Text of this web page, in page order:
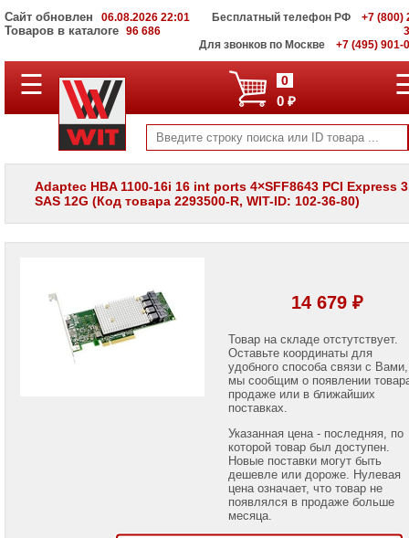
Сайт обновлен 06.08.2026 22:01
Товаров в каталоге 96 686
Бесплатный телефон РФ
+7 (800)
Для звонков по Москве
+7 (495) 901-
ПОЛНЫЙ
КАТАЛОГ
Корпоративные
серверы
WIT
хранения
Мониторы
панели
☰ 0
0 ₽
Adaptec HBA 1100-16i 16 int ports 4×SFF8643 PCI Express
SAS 12G (Код товара 2293500-R, WIT-ID: 102-36-80)
14 679 ₽
Товар на складе отстутствует.
Оставьте координаты для
удобного способа связи с Вами,
мы сообщим о появлении
продаже или в ближайших
поставках.
Указанная цена - последняя, по
которой товар был доступен.
Новые поставки могут быть
дешевле или дороже. Нулевая
цена означает, что товар не
появлялся в продаже больше
месяца.